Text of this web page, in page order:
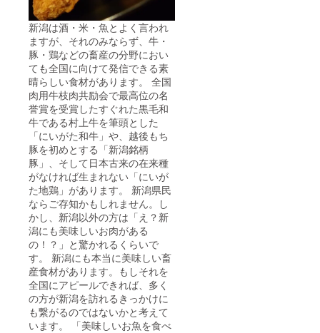
新潟は酒・米・魚とよく言われ
ますが、それのみならず、牛・
豚・鶏などの畜産の分野におい
ても全国に向けて発信できる素
晴らしい食材があります。 全国
肉用牛枝肉共励会で最高位の名
誉賞を受賞したすぐれた黒毛和
牛である村上牛を筆頭とした
「にいがた和牛」や、越後もち
豚を初めとする「新潟銘柄
豚」、そして日本古来の在来種
がなければ生まれない「にいが
た地鶏」があります。 新潟県民
ならご存知かもしれません。し
かし、新潟以外の方は「え？新
潟にも美味しいお肉がある
の！？」と驚かれるくらいで
す。 新潟にも本当に美味しい畜
産食材があります。もしそれを
全国にアピールできれば、多く
の方が新潟を訪れるきっかけに
も繋がるのではないかと考えて
います。 「美味しいお魚を食べ